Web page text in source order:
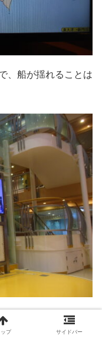
、船が揺れることは
、ひびきでは航海
また瀬戸内海とい
ップ サイドバー